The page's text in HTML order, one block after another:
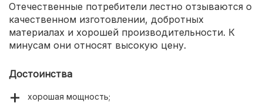
Отечественные потребители лестно отзываются о
качественном изготовлении, добротных
материалах и хорошей производительности. К
минусам они относят высокую цену.
Достоинства
хорошая мощность;